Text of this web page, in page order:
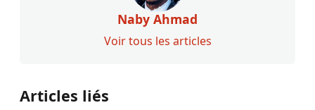
Naby Ahmad
Voir tous les articles
Articles liés